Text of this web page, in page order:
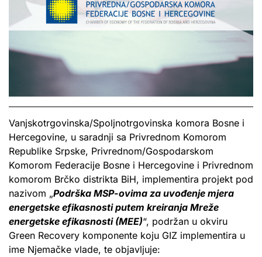
Vanjskotrgovinska/Spoljnotrgovinska komora Bosne i
Hercegovine, u saradnji sa Privrednom Komorom
Republike Srpske, Privrednom/Gospodarskom
Komorom Federacije Bosne i Hercegovine i Privrednom
komorom Brčko distrikta BiH, implementira projekt pod
nazivom „Podrška MSP-ovima za uvođenje mjera
energetske efikasnosti putem kreiranja Mreže
energetske efikasnosti (MEE)“, podržan u okviru
Green Recovery komponente koju GIZ implementira u
ime Njemačke vlade, te objavljuje: